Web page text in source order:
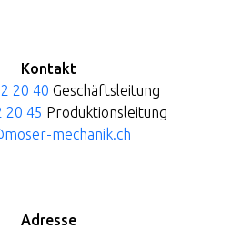
Kontakt
20 40 Geschäftsleitung
20 45 Produktionsleitung
mechanik.ch
Adresse